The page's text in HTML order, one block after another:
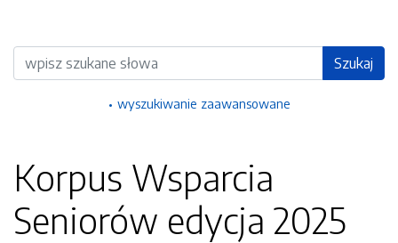
Wyszukiwarka Szukaj
wyszukiwanie zaawansowane
Korpus Wsparcia
Seniorów edycja 2025